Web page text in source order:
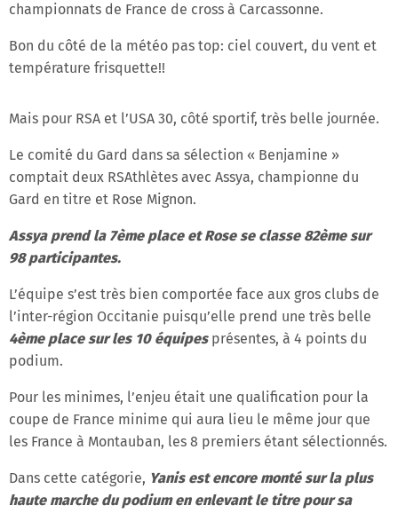
championnats de France de cross à Carcassonne.
Bon du côté de la météo pas top: ciel couvert, du vent et
température frisquette!!
Mais pour RSA et l’USA 30, côté sportif, très belle journée.
Le comité du Gard dans sa sélection « Benjamine »
comptait deux RSAthlètes avec Assya, championne du
Gard en titre et Rose Mignon.
Assya prend la 7ème place et Rose se classe 82ème sur
98 participantes.
L’équipe s’est très bien comportée face aux gros clubs de
l’inter-région Occitanie puisqu’elle prend une très belle
4ème place sur les 10 équipesprésentes, à 4 points du
podium.
Pour les minimes, l’enjeu était une qualification pour la
coupe de France minime qui aura lieu le même jour que
les France à Montauban, les 8 premiers étant sélectionnés.
Dans cette catégorie, Yanis est encore monté sur la plus
haute marche du podium en enlevant le titre pour sa